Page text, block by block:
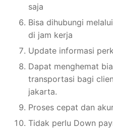
saja
Bisa dihubungi
di jam kerja
Update informasi
Dapat menghemat
transportasi bagi
jakarta.
Proses cepat dan
Tidak perlu Down